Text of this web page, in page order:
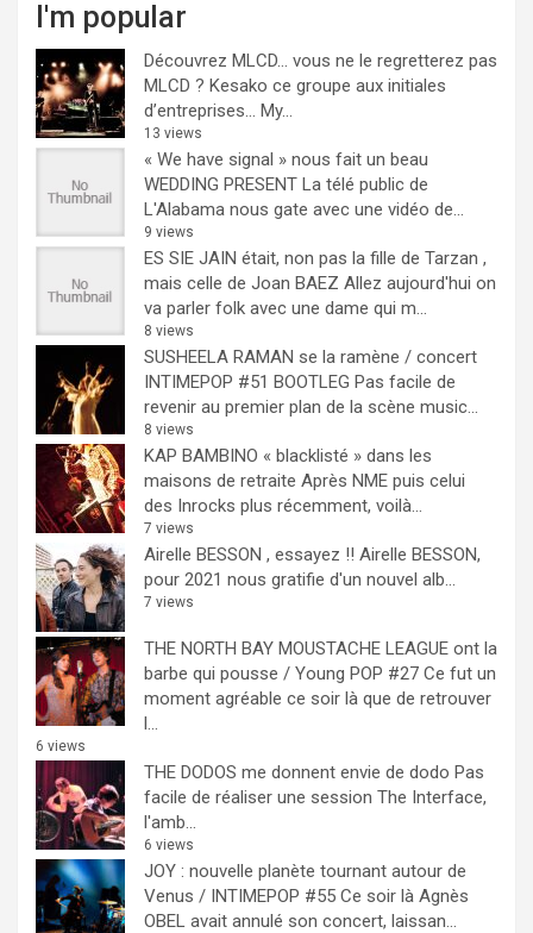
I'm popular
Découvrez MLCD… vous ne le regretterez pas
MLCD ? Kesako ce groupe aux initiales
d’entreprises… My...
13 views
« We have signal » nous fait un beau
WEDDING PRESENT La télé public de
L'Alabama nous gate avec une vidéo de...
9 views
ES SIE JAIN était, non pas la fille de Tarzan ,
mais celle de Joan BAEZ Allez aujourd'hui on
va parler folk avec une dame qui m...
8 views
SUSHEELA RAMAN se la ramène / concert
INTIMEPOP #51 BOOTLEG Pas facile de
revenir au premier plan de la scène music...
8 views
KAP BAMBINO « blacklisté » dans les
maisons de retraite Après NME puis celui
des Inrocks plus récemment, voilà...
7 views
Airelle BESSON , essayez !! Airelle BESSON,
pour 2021 nous gratifie d'un nouvel alb...
7 views
THE NORTH BAY MOUSTACHE LEAGUE ont la
barbe qui pousse / Young POP #27 Ce fut un
moment agréable ce soir là que de retrouver
l...
6 views
THE DODOS me donnent envie de dodo Pas
facile de réaliser une session The Interface,
l'amb...
6 views
JOY : nouvelle planète tournant autour de
Venus / INTIMEPOP #55 Ce soir là Agnès
OBEL avait annulé son concert, laissan...